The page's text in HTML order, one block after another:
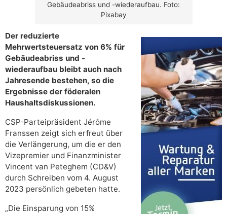
Gebäudeabriss und -wiederaufbau. Foto:
Pixabay
Der reduzierte
Mehrwertsteuersatz von 6% für
Gebäudeabriss und -
wiederaufbau bleibt auch nach
Jahresende bestehen, so die
Ergebnisse der föderalen
Haushaltsdiskussionen.
CSP-Parteipräsident Jérôme
Franssen zeigt sich erfreut über
die Verlängerung, um die er den
Vizepremier und Finanzminister
Vincent van Peteghem (CD&V)
durch Schreiben vom 4. August
2023 persönlich gebeten hatte.
„Die Einsparung von 15%